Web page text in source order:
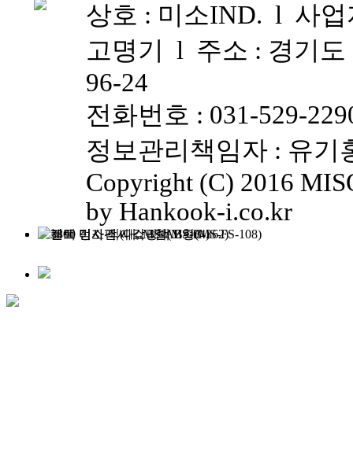
상호 : 미소IND. l 사업
고명기 l 주소 : 경기도
96-24
전화번호 : 031-529-
정보관리책임자 : 유기
Copyright (C) 2016
by Hankook-i.co.kr